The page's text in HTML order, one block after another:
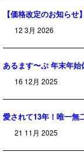
【価格改定のお知らせ】
12 3月 2026
あるます〜ぷ 年末年始
16 12月 2025
愛されて13年！唯一無
21 11月 2025